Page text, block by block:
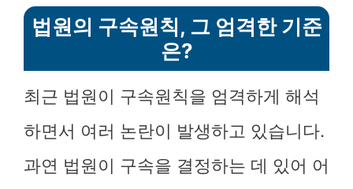
법원의 구속원칙, 그 엄격한 기준
은?
최근 법원이 구속원칙을 엄격하게 해석
하면서 여러 논란이 발생하고 있습니다.
과연 법원이 구속을 결정하는 데 있어 어